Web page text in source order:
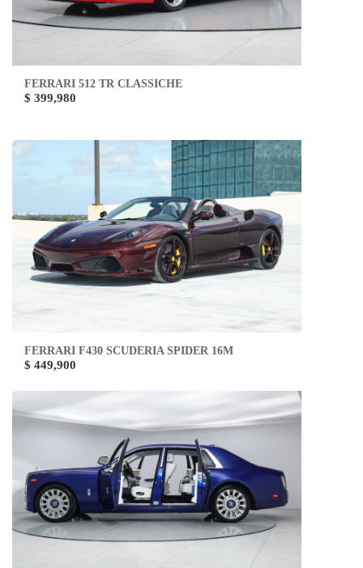
FERRARI 512 TR CLASSICHE
$ 399,980
FERRARI F430 SCUDERIA SPIDER 16M
$ 449,900